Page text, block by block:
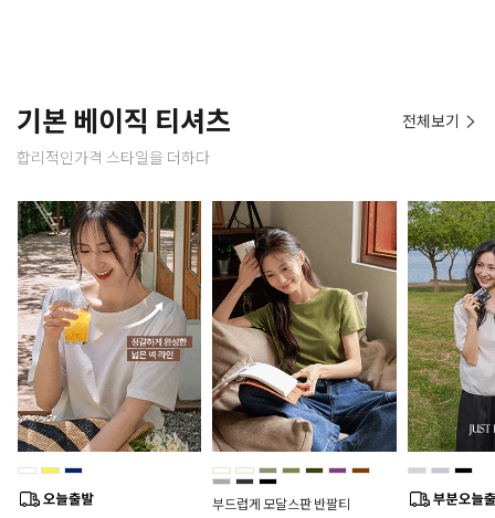
기본 베이직 티셔츠
합리적인가격 스타일을 더하다
전체보기
부드럽게 모달스판 반팔티